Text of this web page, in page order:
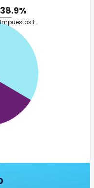
38.9%
Impuestos totales